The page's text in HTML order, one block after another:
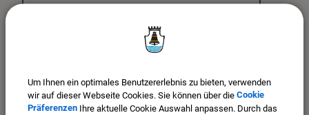
Um Ihnen ein optimales Benutzererlebnis zu bieten, verwenden
wir auf dieser Webseite Cookies. Sie können über die Cookie
Präferenzen Ihre aktuelle Cookie Auswahl anpassen. Durch das